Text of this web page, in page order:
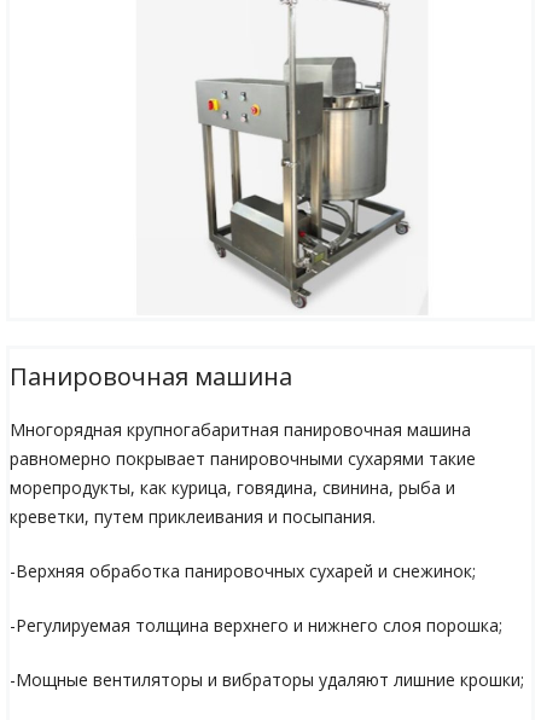
Панировочная машина
Многорядная крупногабаритная панировочная машина
равномерно покрывает панировочными сухарями такие
морепродукты, как курица, говядина, свинина, рыба и
креветки, путем приклеивания и посыпания.
-Верхняя обработка панировочных сухарей и снежинок;
-Регулируемая толщина верхнего и нижнего слоя порошка;
-Мощные вентиляторы и вибраторы удаляют лишние крошки;